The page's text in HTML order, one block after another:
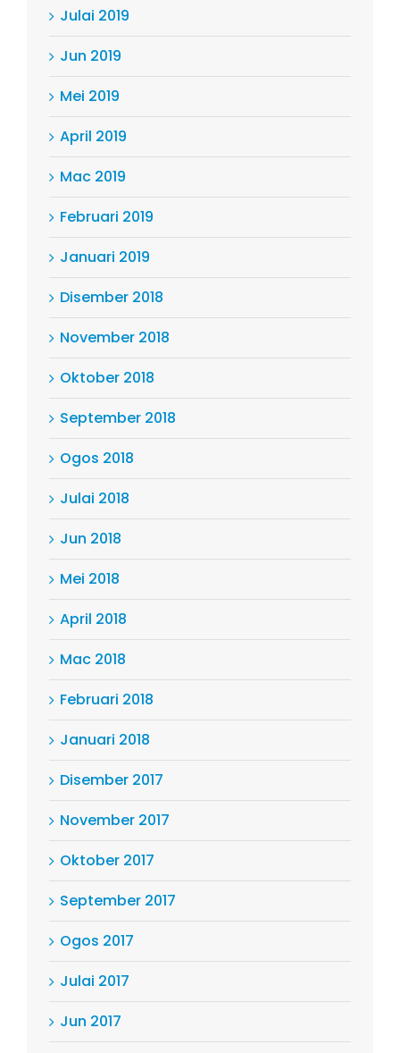
Julai 2019
Jun 2019
Mei 2019
April 2019
Mac 2019
Februari 2019
Januari 2019
Disember 2018
November 2018
Oktober 2018
September 2018
Ogos 2018
Julai 2018
Jun 2018
Mei 2018
April 2018
Mac 2018
Februari 2018
Januari 2018
Disember 2017
November 2017
Oktober 2017
September 2017
Ogos 2017
Julai 2017
Jun 2017